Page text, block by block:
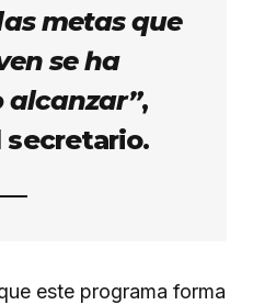
metas que
se ha
alcanzar”,
secretario.
este programa forma